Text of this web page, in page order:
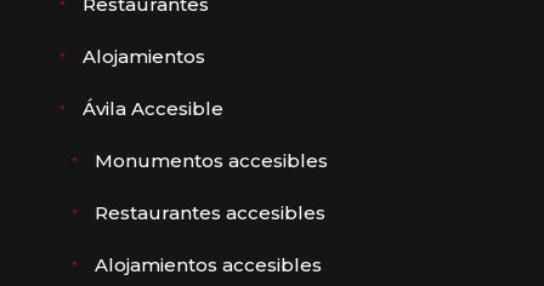
Alojamientos
Ávila Accesible
Monumentos accesibles
Restaurantes accesibles
Alojamientos accesibles